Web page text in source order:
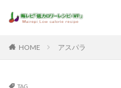
HOME アスパラ
TAG